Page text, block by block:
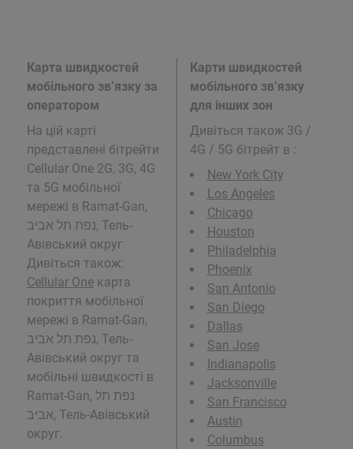
Карта швидкостей
мобільного зв’язку за
оператором
На цій карті
представлені бітрейти
Cellular One 2G, 3G, 4G
та 5G мобільної
мережі в Ramat-Gan,
נפת תל אביב, Тель-
Авівський округ.
Дивіться також:
Cellular Oneкарта
покриття мобільної
мережі в Ramat-Gan,
נפת תל אביב, Тель-
Авівський округ та
мобільні швидкості в
Ramat-Gan, נפת תל
אביב, Тель-Авівський
округ.
Карти швидкостей
мобільного зв’язку
для інших зон
Дивіться також 3G /
4G / 5G бітрейт в :
New York City
Los Angeles
Chicago
Houston
Philadelphia
Phoenix
San Antonio
San Diego
Dallas
San Jose
Indianapolis
Jacksonville
San Francisco
Austin
Columbus